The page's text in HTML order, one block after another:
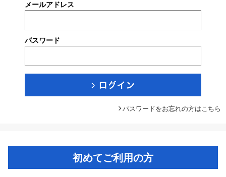
メールアドレス
パスワード
パスワードをお忘れの方はこちら
初めてご利用の方